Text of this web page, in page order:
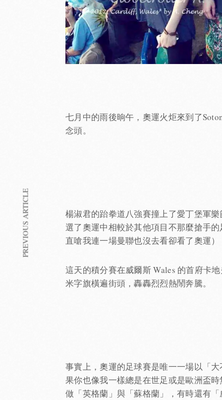
七月中的雨後晌午，奧運火炬來到了
念頭。
楊淑君的跆拳道八強賽撞上了愛丁堡軍
選了奧運中相較於其他項目不那麼搶手
直嗆我連一場曼聯也沒去看卻看了奧運）
這天的積分賽在威爾斯 Wales 的首府卡
米字旗橫遍街頭，轟轟烈烈熱鬧奔騰。
事實上，奧運的足球賽是唯一一場以「
果你也像我一樣總是在世足或是歐洲盃
做「英格蘭」與「蘇格蘭」，有時還有
PREVIOUS ARTICLE